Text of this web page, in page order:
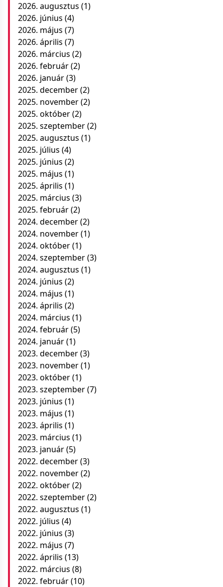
2026. augusztus (1)
2026. június (4)
2026. május (7)
2026. április (7)
2026. március (2)
2026. február(2)
2026. január(3)
2025. december(2)
2025. november(2)
2025. október(2)
2025. szeptember(2)
2025. augusztus (1)
2025. július (4)
2025. június (2)
2025. május (1)
2025. április (1)
2025. március (3)
2025. február(2)
2024. december(2)
2024. november(1)
2024. október(1)
2024. szeptember(3)
2024. augusztus (1)
2024. június (2)
2024. május (1)
2024. április (2)
2024. március (1)
2024. február(5)
2024. január(1)
2023. december(3)
2023. november(1)
2023. október(1)
2023. szeptember(7)
2023. június (1)
2023. május (1)
2023. április (1)
2023. március (1)
2023. január(5)
2022. december(3)
2022. november(2)
2022. október(2)
2022. szeptember(2)
2022. augusztus (1)
2022. július (4)
2022. június (3)
2022. május (7)
2022. április (13)
2022. március (8)
2022. február(10)